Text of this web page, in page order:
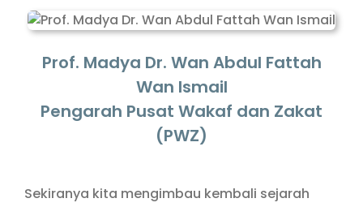
Prof. Madya Dr. Wan Abdul Fattah
Wan Ismail
Pengarah Pusat Wakaf dan Zakat
(PWZ)
Sekiranya kita mengimbau kembali sejarah